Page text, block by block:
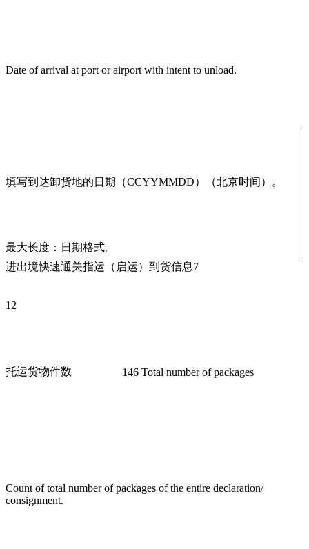
Date of arrival at port or airport with intent to unload.
填写到达卸货地的日期（CCYYMMDD）（北京时间）。
最大长度：日期格式。
进出境快速通关指运（启运）到货信息7
12
托运货物件数 146 Total number of packages
Count of total number of packages of the entire declaration/
consignment.